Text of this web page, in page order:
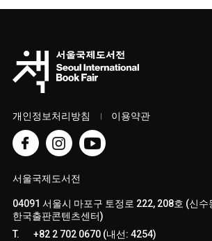
개인정보처리방침 이용약관
서울국제도서전
04091 서울시 마포구 토정로 222, 208호 (신수
한국출판콘텐츠센터)
T.
+82 2 702 0670 (내선: 4254)